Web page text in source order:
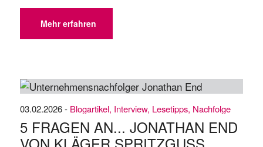
Rahmenbedingungen immer wieder neu zu
erfinden. Krisensicherheit entsteht durch
Innovation – nicht als Selbstzweck, sondern als
Mehr erfahren
03.02.2026 - Blogartikel, Interview, Lesetipps, Nachfolge
5 FRAGEN AN... JONATHAN END
VON KLÄGER SPRITZGUSS